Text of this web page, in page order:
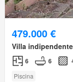
479.000 €
Villa indipendente
6 6
Piscina